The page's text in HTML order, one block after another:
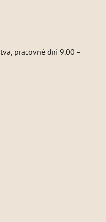
pracovné dni 9.00 –